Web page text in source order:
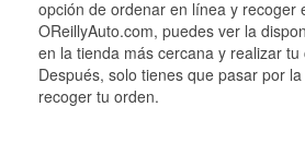
opción de ordenar en línea y recoger
OReillyAuto.com, puedes ver la
en la tienda más cercana y realizar
Después, solo tienes que pasar por
recoger tu orden.